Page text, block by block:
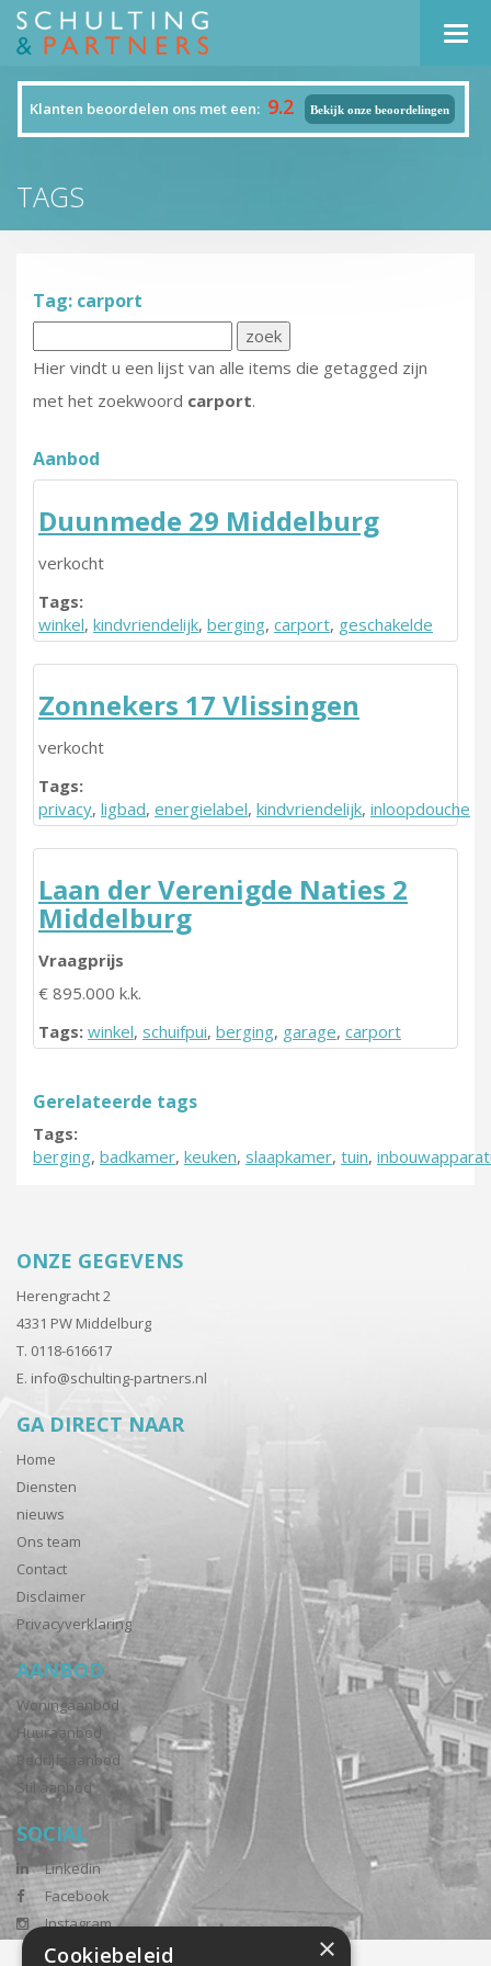
Klanten beoordelen ons met een: 9.2 Bekijk onze beoordelingen
TAGS
Tag: carport
Hier vindt u een lijst van alle items die getagged zijn
met het zoekwoord carport.
Aanbod
Duunmede 29 Middelburg
verkocht
Tags:
winkel, kindvriendelijk, berging, carport, geschakelde
Zonnekers 17 Vlissingen
verkocht
Tags:
privacy, ligbad, energielabel, kindvriendelijk, inloopdouche
Laan der Verenigde Naties 2
Middelburg
Vraagprijs
€ 895.000 k.k.
Tags: winkel, schuifpui, berging, garage, carport
Gerelateerde tags
Tags:
berging, badkamer, keuken, slaapkamer, tuin,
ONZE GEGEVENS
Herengracht 2
4331 PW Middelburg
T. 0118-616617
E. info@schulting-partners.nl
GA DIRECT NAAR
Home
Diensten
nieuws
Ons team
Contact
Disclaimer
Privacyverklaring
AANBOD
Woningaanbod
Huuraanbod
Bedrijfsaanbod
Stil aanbod
SOCIAL
Linkedin
Facebook
Instagram
×
Cookiebeleid